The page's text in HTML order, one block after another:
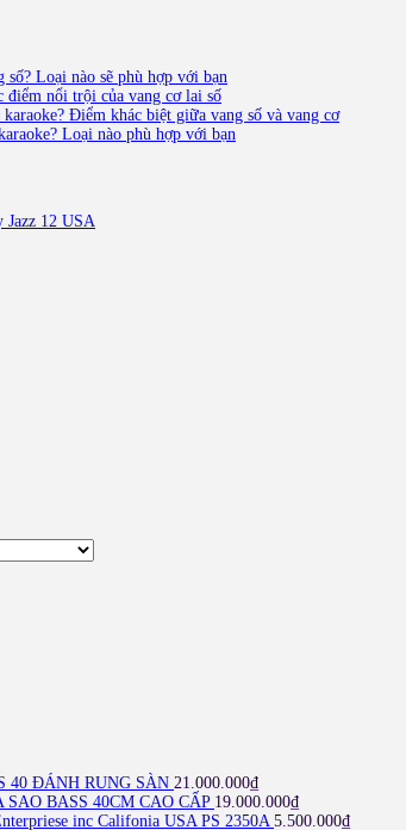
Loại nào sẽ phù hợp với bạn
điểm nổi trội của vang cơ lai số
Điểm khác biệt giữa vang số và vang cơ
Loại nào phù hợp với bạn
Jazz 12 USA
40 ĐÁNH RUNG SÀN 21.000.000₫
BASS 40CM CAO CẤP 19.000.000₫
inc Califonia USA PS 2350A 5.500.000₫